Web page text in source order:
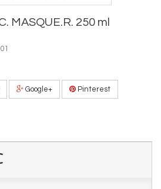
MASQUE.R. 250 ml
Google+ Pinterest